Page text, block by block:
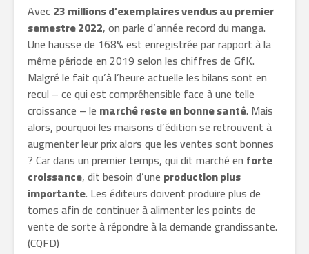
Avec23 millions d’exemplaires vendus au premier
semestre 2022, on parle d’année record du manga.
Une hausse de 168% est enregistrée par rapport à la
même période en 2019 selon les chiffres de GfK.
Malgré le fait qu’à l’heure actuelle les bilans sont en
recul – ce qui est compréhensible face à une telle
croissance – le marché reste en bonne santé. Mais
alors, pourquoi les maisons d’édition se retrouvent à
augmenter leur prix alors que les ventes sont bonnes
? Car dans un premier temps, qui dit marché en forte
croissance, dit besoin d’une production plus
importante. Les éditeurs doivent produire plus de
tomes afin de continuer à alimenter les points de
vente de sorte à répondre à la demande grandissante.
(CQFD)